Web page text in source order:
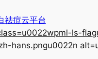
祛痘云平台
ls-
hans.pngu0022n